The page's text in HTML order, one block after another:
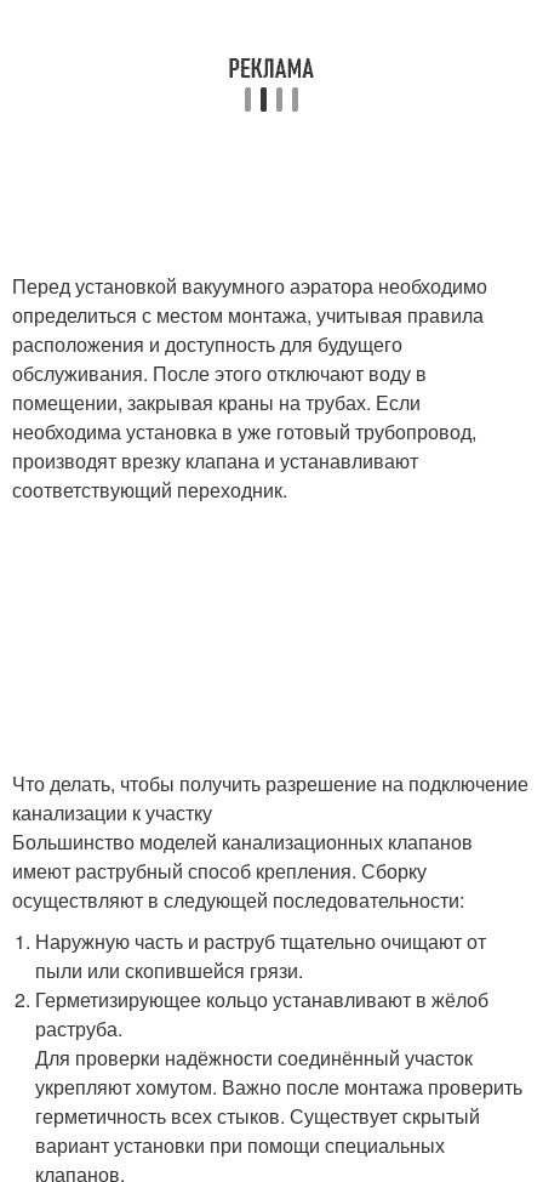
Перед установкой вакуумного аэратора необходимо
определиться с местом монтажа, учитывая правила
расположения и доступность для будущего
обслуживания. После этого отключают воду в
помещении, закрывая краны на трубах. Если
необходима установка в уже готовый трубопровод,
производят врезку клапана и устанавливают
соответствующий переходник.
Что делать, чтобы получить разрешение на подключение
канализации к участку
Большинство моделей канализационных клапанов
имеют раструбный способ крепления. Сборку
осуществляют в следующей последовательности:
Наружную часть и раструб тщательно очищают от
пыли или скопившейся грязи.
Герметизирующее кольцо устанавливают в жёлоб
раструба.
Для проверки надёжности соединённый участок
укрепляют хомутом. Важно после монтажа проверить
герметичность всех стыков. Существует скрытый
вариант установки при помощи специальных
клапанов.